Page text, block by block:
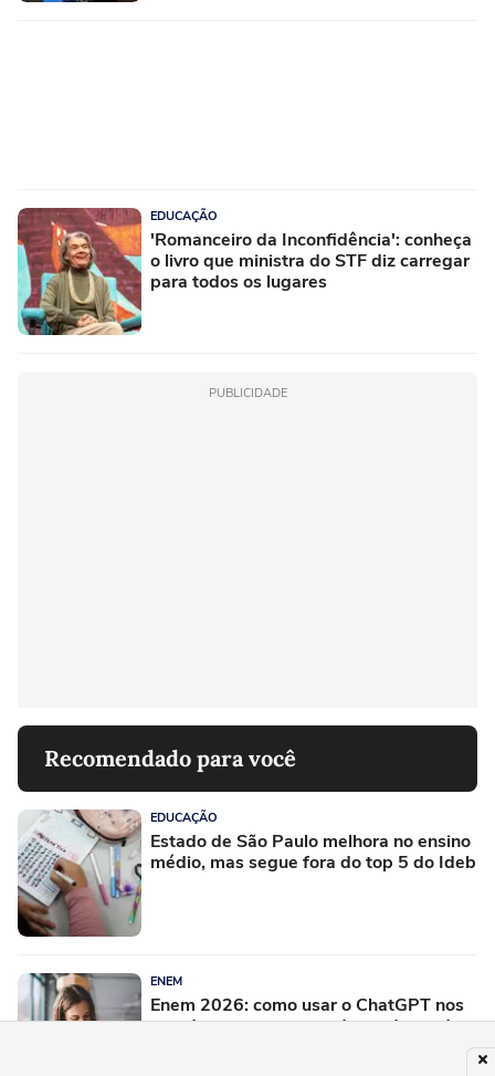
EDUCAÇÃO
'Romanceiro da Inconfidência': conheça
o livro que ministra do STF diz carregar
para todos os lugares
PUBLICIDADE
Recomendado para você
EDUCAÇÃO
Estado de São Paulo melhora no ensino
médio, mas segue fora do top 5 do Ideb
ENEM
Enem 2026: como usar o ChatGPT nos
estudos sem se tornar dependente da